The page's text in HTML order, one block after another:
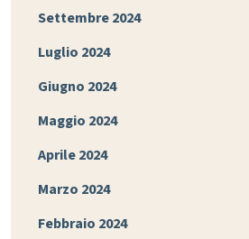
Settembre 2024
Luglio 2024
Giugno 2024
Maggio 2024
Aprile 2024
Marzo 2024
Febbraio 2024